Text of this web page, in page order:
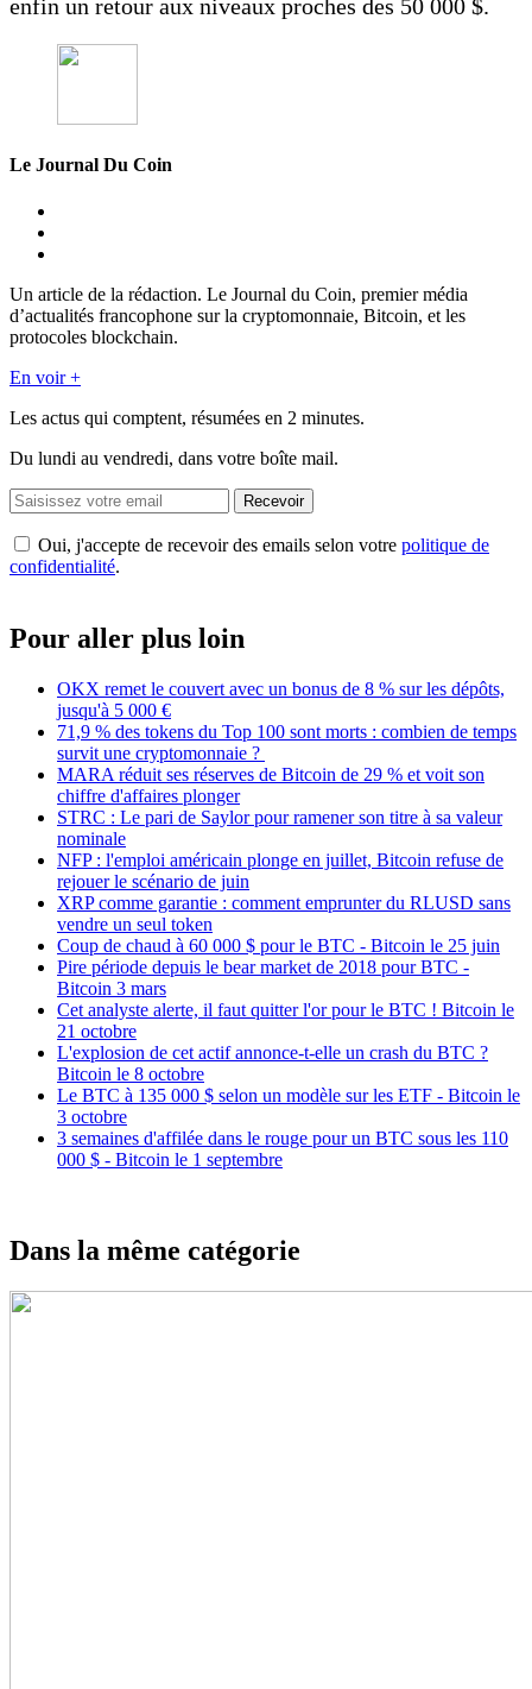
enfin un retour aux niveaux proches des 50 000 $.
Le Journal Du Coin
Un article de la rédaction. Le Journal du Coin, premier média
d’actualités francophone sur la cryptomonnaie, Bitcoin, et les
protocoles blockchain.
En voir +
Les actus qui comptent, résumées en 2 minutes.
Du lundi au vendredi, dans votre boîte mail.
Recevoir
Oui, j'accepte de recevoir des emails selon votre politique de
confidentialité.
Pour aller plus loin
OKX remet le couvert avec un bonus de 8 % sur les dépôts,
jusqu'à 5 000 €
71,9 % des tokens du Top 100 sont morts : combien de temps
survit une cryptomonnaie ?
MARA réduit ses réserves de Bitcoin de 29 % et voit son
chiffre d'affaires plonger
STRC : Le pari de Saylor pour ramener son titre à sa valeur
nominale
NFP : l'emploi américain plonge en juillet, Bitcoin refuse de
rejouer le scénario de juin
XRP comme garantie : comment emprunter du RLUSD sans
vendre un seul token
Coup de chaud à 60 000 $ pour le BTC - Bitcoin le 25 juin
Pire période depuis le bear market de 2018 pour BTC -
Bitcoin 3 mars
Cet analyste alerte, il faut quitter l'or pour le BTC ! Bitcoin le
21 octobre
L'explosion de cet actif annonce-t-elle un crash du BTC ?
Bitcoin le 8 octobre
Le BTC à 135 000 $ selon un modèle sur les ETF - Bitcoin le
3 octobre
3 semaines d'affilée dans le rouge pour un BTC sous les 110
000 $ - Bitcoin le 1 septembre
Dans la même catégorie